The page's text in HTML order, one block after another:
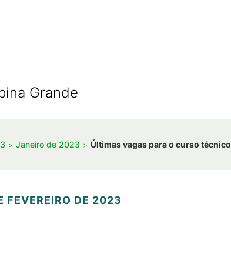
Grande
Janeiro de 2023 Últimas vagas para o curso
FEVEREIRO DE 2023